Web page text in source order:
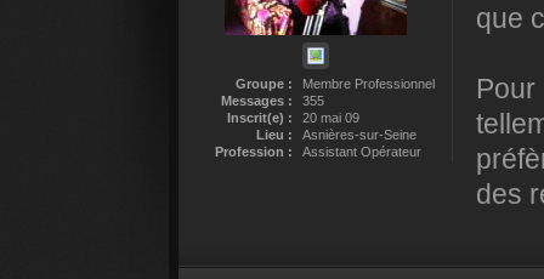
Groupe :
Membre Professionnel
Messages :
355
Inscrit(e) :
20 mai 09
Lieu :
Asnières-sur-Seine
Profession :
Assistant Opérateur
que
Pour
des